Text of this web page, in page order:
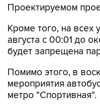
Проектируемом
Кроме того, на всех
августа с 00:01 до
будет запрещена
Помимо этого, в
мероприятия
метро "Спортивная".